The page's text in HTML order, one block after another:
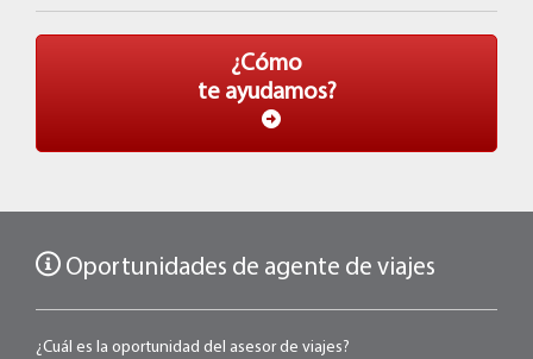
¿Cómo
te ayudamos?
Oportunidades de agente de viajes
¿Cuál es la oportunidad del asesor de viajes?